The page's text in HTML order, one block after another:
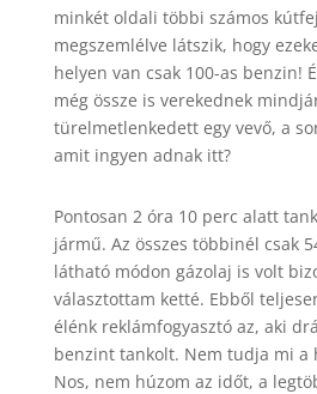
minkét oldali többi számos
megszemlélve látszik, hogy
helyen van csak 100-as benzin!
még össze is verekednek
türelmetlenkedett egy vevő, a
amit ingyen adnak itt?
Pontosan 2 óra 10 perc alatt
jármű. Az összes többinél csak
látható módon gázolaj is volt
választottam ketté. Ebből
élénk reklámfogyasztó az, aki
benzint tankolt. Nem tudja mi a
Nos, nem húzom az időt, a